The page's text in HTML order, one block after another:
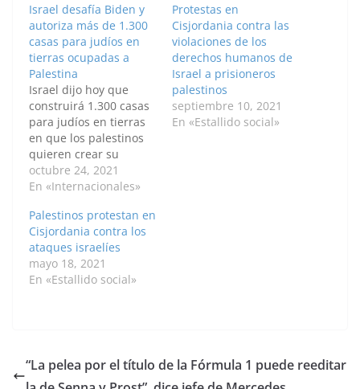
Israel desafía Biden y
autoriza más de 1.300
casas para judíos en
tierras ocupadas a
Palestina
Israel dijo hoy que
construirá 1.300 casas
para judíos en tierras
en que los palestinos
quieren crear su
Estado, el primer
anuncio de este tipo
Gobierno de Joe Biden
en Estados Unidos, que
ya se había dicho
"preocupado" por
estos planes. En un
octubre 24, 2021
En «Internacionales»
Protestas en
Cisjordania contra las
violaciones de los
derechos humanos de
Israel a prisioneros
palestinos
septiembre 10, 2021
En «Estallido social»
Palestinos protestan en
Cisjordania contra los
ataques israelíes
mayo 18, 2021
En «Estallido social»
“La pelea por el título de la Fórmula 1 puede reeditar